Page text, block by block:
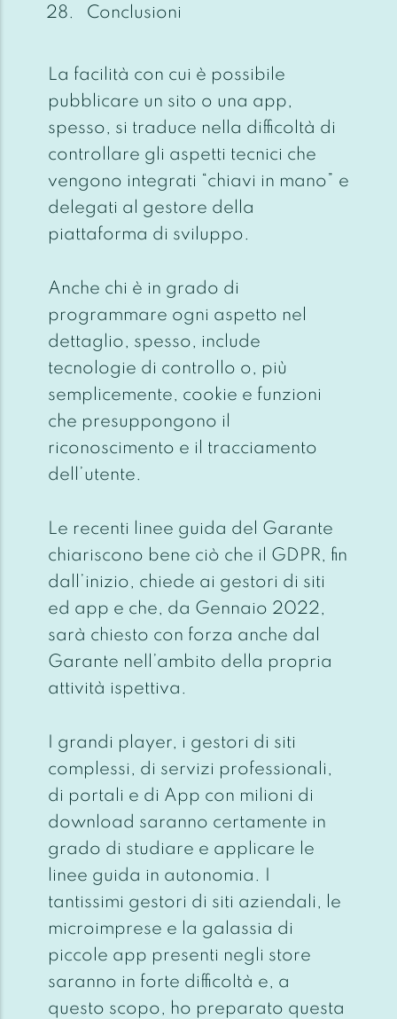
Conclusioni
La facilità con cui è possibile
pubblicare un sito o una app,
spesso, si traduce nella difficoltà di
controllare gli aspetti tecnici che
vengono integrati “chiavi in mano” e
delegati al gestore della
piattaforma di sviluppo.
Anche chi è in grado di
programmare ogni aspetto nel
dettaglio, spesso, include
tecnologie di controllo o, più
semplicemente, cookie e funzioni
che presuppongono il
riconoscimento e il tracciamento
dell’utente.
Le recenti linee guida del Garante
chiariscono bene ciò che il GDPR, fin
dall’inizio, chiede ai gestori di siti
ed app e che, da Gennaio 2022,
sarà chiesto con forza anche dal
Garante nell’ambito della propria
attività ispettiva.
I grandi player, i gestori di siti
complessi, di servizi professionali,
di portali e di App con milioni di
download saranno certamente in
grado di studiare e applicare le
linee guida in autonomia. I
tantissimi gestori di siti aziendali, le
microimprese e la galassia di
piccole app presenti negli store
saranno in forte difficoltà e, a
questo scopo, ho preparato questa